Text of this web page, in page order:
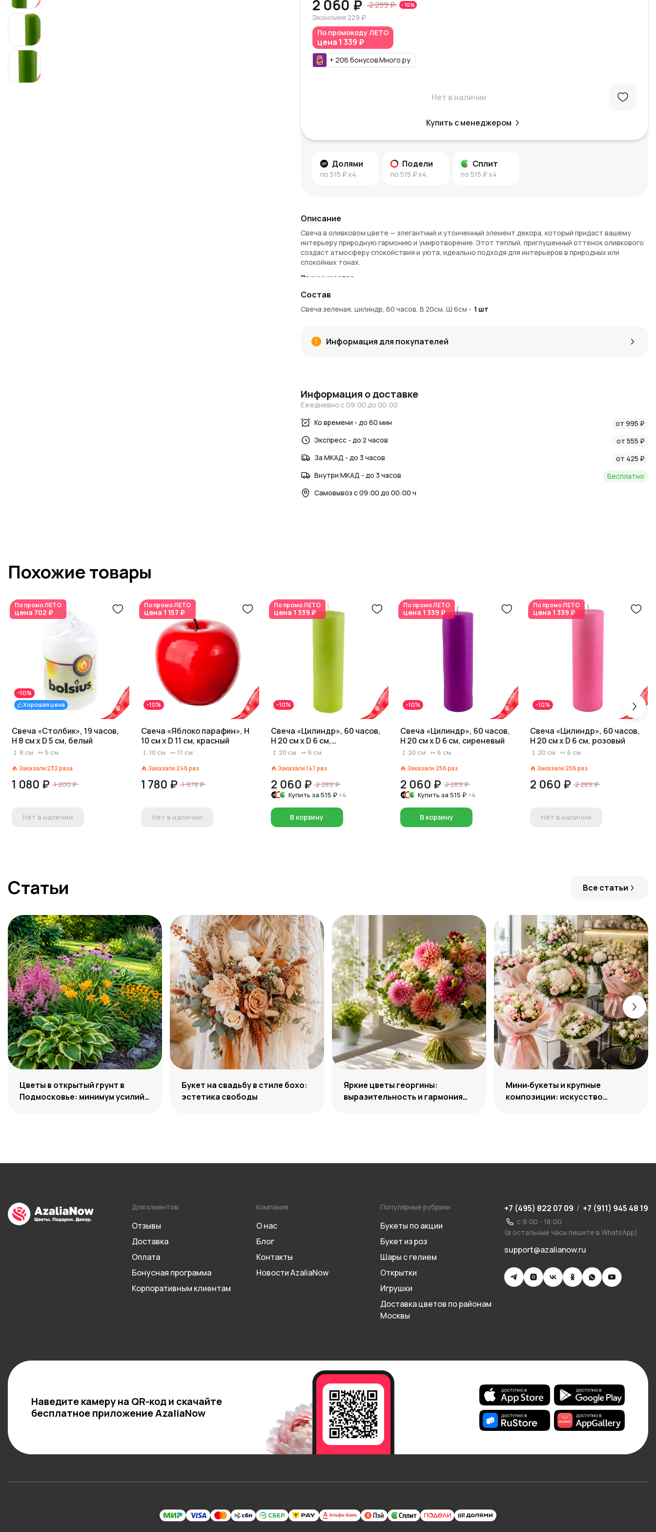
2 060 ₽ 2 289 ₽ - 10%
Экономия 229 ₽
По промокоду ЛЕТО
цена 1 339 ₽
+ 206 бонусовМного.ру
Нет в наличии
Купить с менеджером
Долями
по 515 ₽x4
Подели
по 515 ₽x4
Сплит
по 515 ₽x4
Описание
Свеча в оливковом цвете — элегантный и утонченный элемент декора, который придаст вашему
интерьеру природную гармонию и умиротворение. Этот теплый, приглушенный оттенок оливкового
создаст атмосферу спокойствия и уюта, идеально подходя для интерьеров в природных или
спокойных тонах.
Преимущества:
Стильный оливковый цвет, который добавляет природной гармонии и уюта в пространство
Универсальная цилиндрическая форма, идеально подходящая для различных вариантов декора
Информация о покупке и доставке:
Блог и новости:
AzaliaNow, чтобы быть в курсе всех новинок и акций.
AzaliaNowобеспечивает высокое качество продукции и отличное обслуживание.
Состав
Свеча зеленая, цилиндр, 60 часов, В 20см, Ш 6см - 1 шт
Информация для покупателей
Информация о доставке
Ежедневно с 09:00 до 00:00
Ко времени - до 60 мин
от 995 ₽
Экспресс - до 2 часов
от 555 ₽
За МКАД - до 3 часов
от 425 ₽
Внутри МКАД - до 3 часов
Бесплатно
Самовывоз с 09:00 до 00:00 ч
Похожие товары
По промоЛЕТО
цена 702 ₽
Хорошая цена
-10%
Свеча «Столбик», 19 часов,
H 8 см x D 5 см, белый
8 см 5 см
Заказали 232раза
1 080 ₽ 1 200 ₽
Нет в наличии
По промоЛЕТО
цена 1 157 ₽
-10%
Свеча «Яблоко парафин», H
10 см x D 11 см, красный
10 см 11 см
Заказали 246раз
1 780 ₽ 1 978 ₽
Нет в наличии
По промоЛЕТО
цена 1 339 ₽
-10%
Свеча «Цилиндр», 60 часов,
H 20 см x D 6 см,
фисташковый
20 см 6 см
Заказали147раз
2 060 ₽ 2 289 ₽
Купить за 515 ₽ ×4
В корзину
По промоЛЕТО
цена 1 339 ₽
-10%
Свеча «Цилиндр», 60 часов,
H 20 см x D 6 см, сиреневый
20 см 6 см
Заказали 256раз
2 060 ₽ 2 289 ₽
Купить за515 ₽ ×4
В корзину
По промоЛЕТО
цена 1 339 ₽
-10%
Свеча «Цилиндр», 60 часов,
H 20 см x D 6 см, розовый
20 см 6 см
Заказали 256раз
2 060 ₽ 2 289 ₽
Нет в наличии
Статьи Все статьи
Цветы в открытый грунт в
Подмосковье: минимум усилий,
Букет на свадьбу в стиле бохо:
эстетика свободы
Яркие цветы георгины:
выразительность и гармония
Мини‑букеты и крупные
композиции: искусство
Для клиентов
Отзывы
Доставка
Оплата
Бонусная программа
Корпоративным клиентам
Компания
О нас
Блог
Контакты
Новости AzaliaNow
Популярные рубрики
Букеты по акции
Букет из роз
Шары с гелием
Открытки
Игрушки
Доставка цветов по районам
Москвы
+7 (495) 822 07 09 / +7 (911) 945 48 19
с 9:00 - 18:00
(в остальные часы пишите в WhatsApp)
support@azalianow.ru
Наведите камеру на QR-код и скачайте
бесплатное приложение AzaliaNow